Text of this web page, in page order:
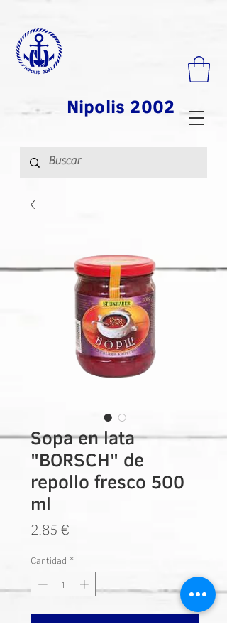
Nipolis 2002
Sopa en lata
"BORSCH" de
repollo fresco 500
ml
2,85 €
Cantidad *
Añadir a carrito